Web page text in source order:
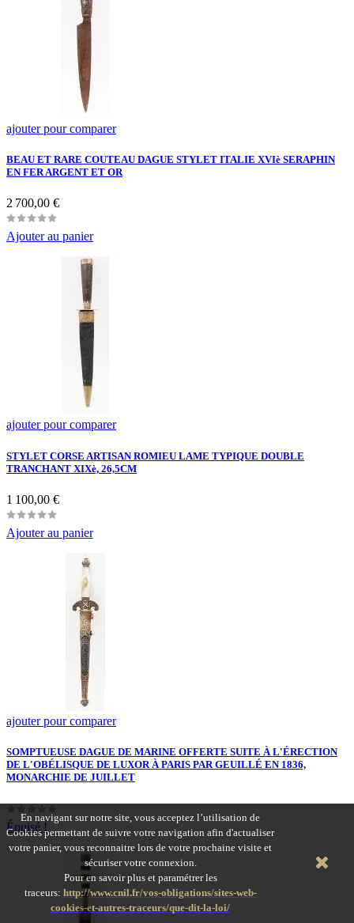
En navigant sur notre site, vous acceptez l’utilisation de
Cookies permettant de suivre votre navigation afin d'actualiser
votre panier, vous reconnaitre lors de votre prochaine visite et
sécuriser votre connexion.
Pour en savoir plus et paramétrer les
traceurs: http://www.cnil.fr/vos-obligations/sites-web-
cookies-et-autres-traceurs/que-dit-la-loi/
ajouter pour comparer
BEAU ET RARE COUTEAU DAGUE STYLET ITALIE XVIè SERAPHIN
EN FER ARGENT ET OR
Prix
2 700,00 €
Ajouter au panier
ajouter pour comparer
STYLET CORSE ARTISAN ROMIEU LAME TYPIQUE DOUBLE
TRANCHANT XIXè, 26,5CM
Prix
1 100,00 €
Ajouter au panier
ajouter pour comparer
SOMPTUEUSE DAGUE DE MARINE OFFERTE SUITE À L'ÉRECTION
DE L'OBÉLISQUE DE LUXOR À PARIS PAR GEUILLÉ EN 1836,
MONARCHIE DE JUILLET
Épuisé !